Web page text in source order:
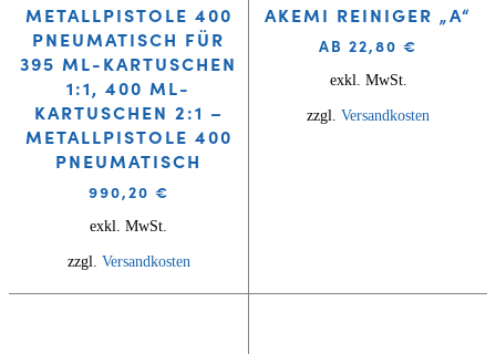
METALLPISTOLE 400
PNEUMATISCH FÜR
395 ML-KARTUSCHEN
1:1, 400 ML-
KARTUSCHEN 2:1 –
METALLPISTOLE 400
PNEUMATISCH
990,20 €
exkl. MwSt.
zzgl. Versandkosten
AKEMI REINIGER „A“
AB 22,80 €
exkl. MwSt.
zzgl. Versandkosten